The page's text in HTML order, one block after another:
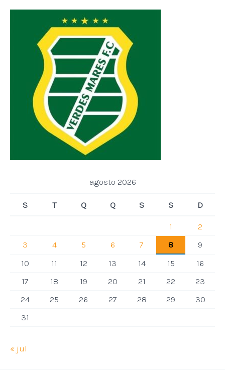
agosto 2026
S T Q Q S S D
1
2
3
4 5 6 7 8
9
10
11 12 13 14 15
16
17
18 19 20 21 22
23
24
25 26 27 28 29
30
31
« jul